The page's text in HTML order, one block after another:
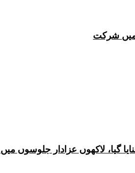
میں شرکت